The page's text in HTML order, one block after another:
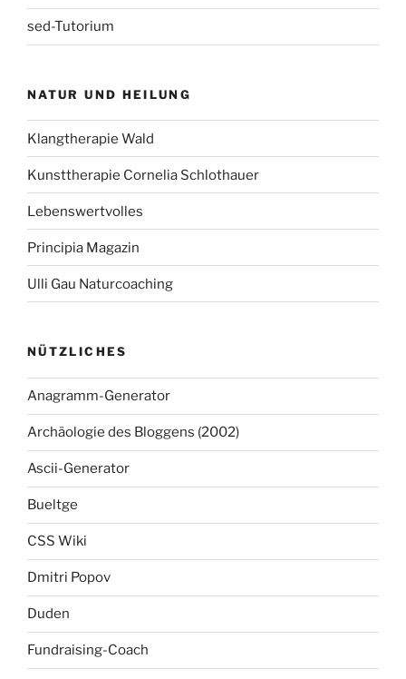
sed-Tutorium
NATUR UND HEILUNG
Klangtherapie Wald
Kunsttherapie Cornelia Schlothauer
Lebenswertvolles
Principia Magazin
Ulli Gau Naturcoaching
NÜTZLICHES
Anagramm-Generator
Archäologie des Bloggens (2002)
Ascii-Generator
Bueltge
CSS Wiki
Dmitri Popov
Duden
Fundraising-Coach